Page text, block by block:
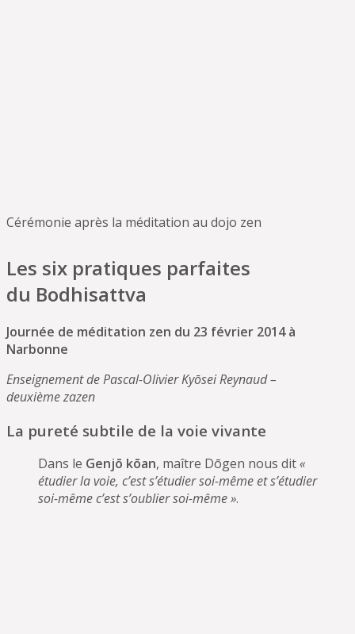
Cérémonie après la méditation au dojo zen
Les six pratiques parfaites
du Bodhisattva
Journée de méditation zen du 23 février 2014 à
Narbonne
Enseignement de Pascal-Olivier Kyōsei Reynaud –
deuxième zazen
La pureté subtile de la voie vivante
Dans le Genjō kōan, maître Dōgen nous dit«
étudier la voie, c’est s’étudier soi-même et s’étudier
soi-même c’est s’oublier soi-même ».